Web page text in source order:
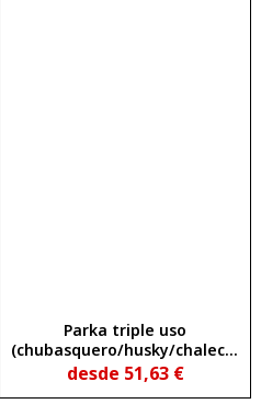
Parka triple uso
(chubasquero/husky/chaleco)
modelo galerna
desde 51,63 €